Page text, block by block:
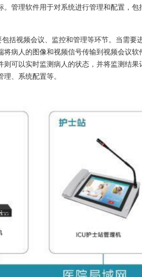
管理软件用于对系统进行管理和配置，包
括视频会议、监控和管理等环节。当需
病人的图像和视频信号传输到视频会议
可以实时监测病人的状态，并将监测结
、系统配置等。